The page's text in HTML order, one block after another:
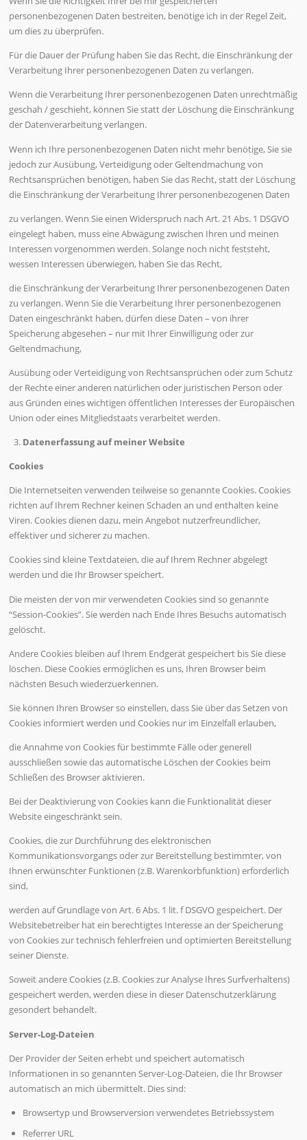
personenbezogenen Daten bestreiten, benötige ich in der Regel Zeit,
um dies zu überprüfen.
Für die Dauer der Prüfung haben Sie das Recht, die Einschränkung der
Verarbeitung Ihrer personenbezogenen Daten zu verlangen.
Wenn die Verarbeitung Ihrer personenbezogenen Daten unrechtmäßig
geschah / geschieht, können Sie statt der Löschung die Einschränkung
der Datenverarbeitung verlangen.
Wenn ich Ihre personenbezogenen Daten nicht mehr benötige, Sie sie
jedoch zur Ausübung, Verteidigung oder Geltendmachung von
Rechtsansprüchen benötigen, haben Sie das Recht, statt der Löschung
die Einschränkung der Verarbeitung Ihrer personenbezogenen Daten
zu verlangen. Wenn Sie einen Widerspruch nach Art. 21 Abs. 1 DSGVO
eingelegt haben, muss eine Abwägung zwischen Ihren und meinen
Interessen vorgenommen werden. Solange noch nicht feststeht,
wessen Interessen überwiegen, haben Sie das Recht,
die Einschränkung der Verarbeitung Ihrer personenbezogenen Daten
zu verlangen. Wenn Sie die Verarbeitung Ihrer personenbezogenen
Daten eingeschränkt haben, dürfen diese Daten – von ihrer
Speicherung abgesehen – nur mit Ihrer Einwilligung oder zur
Geltendmachung,
Ausübung oder Verteidigung von Rechtsansprüchen oder zum Schutz
der Rechte einer anderen natürlichen oder juristischen Person oder
aus Gründen eines wichtigen öffentlichen Interesses der Europäischen
Union oder eines Mitgliedstaats verarbeitet werden.
Datenerfassung auf meiner Website
Cookies
Die Internetseiten verwenden teilweise so genannte Cookies. Cookies
richten auf Ihrem Rechner keinen Schaden an und enthalten keine
Viren. Cookies dienen dazu, mein Angebot nutzerfreundlicher,
effektiver und sicherer zu machen.
Cookies sind kleine Textdateien, die auf Ihrem Rechner abgelegt
werden und die Ihr Browser speichert.
Die meisten der von mir verwendeten Cookies sind so genannte
“Session-Cookies”. Sie werden nach Ende Ihres Besuchs automatisch
gelöscht.
Andere Cookies bleiben auf Ihrem Endgerät gespeichert bis Sie diese
löschen. Diese Cookies ermöglichen es uns, Ihren Browser beim
nächsten Besuch wiederzuerkennen.
Sie können Ihren Browser so einstellen, dass Sie über das Setzen von
Cookies informiert werden und Cookies nur im Einzelfall erlauben,
die Annahme von Cookies für bestimmte Fälle oder generell
ausschließen sowie das automatische Löschen der Cookies beim
Schließen des Browser aktivieren.
Bei der Deaktivierung von Cookies kann die Funktionalität dieser
Website eingeschränkt sein.
Cookies, die zur Durchführung des elektronischen
Kommunikationsvorgangs oder zur Bereitstellung bestimmter, von
Ihnen erwünschter Funktionen (z.B. Warenkorbfunktion) erforderlich
sind,
werden auf Grundlage von Art. 6 Abs. 1 lit. f DSGVO gespeichert. Der
Websitebetreiber hat ein berechtigtes Interesse an der Speicherung
von Cookies zur technisch fehlerfreien und optimierten Bereitstellung
seiner Dienste.
Soweit andere Cookies (z.B. Cookies zur Analyse Ihres Surfverhaltens)
gespeichert werden, werden diese in dieser Datenschutzerklärung
gesondert behandelt.
Server-Log-Dateien
Der Provider der Seiten erhebt und speichert automatisch
Informationen in so genannten Server-Log-Dateien, die Ihr Browser
automatisch an mich übermittelt. Dies sind:
Browsertyp und Browserversion verwendetes Betriebssystem
Referrer URL